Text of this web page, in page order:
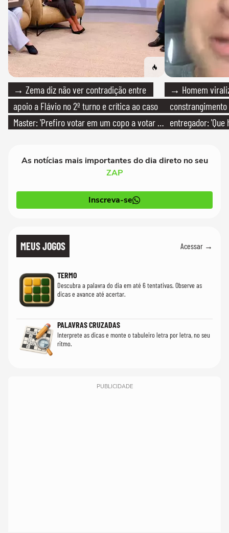
→ Zema diz não ver contradição entre
apoio a Flávio no 2º turno e crítica ao caso
Master: 'Prefiro votar em um copo a votar no
→ Homem
entregador: 'Que
As notícias mais importantes do dia direto no seu
ZAP
Inscreva-se
MEUS JOGOS Acessar →
TERMO
Descubra a palavra do dia em até 6 tentativas. Observe as
dicas e avance até acertar.
PALAVRAS CRUZADAS
Interprete as dicas e monte o tabuleiro letra por letra, no seu
ritmo.
PUBLICIDADE